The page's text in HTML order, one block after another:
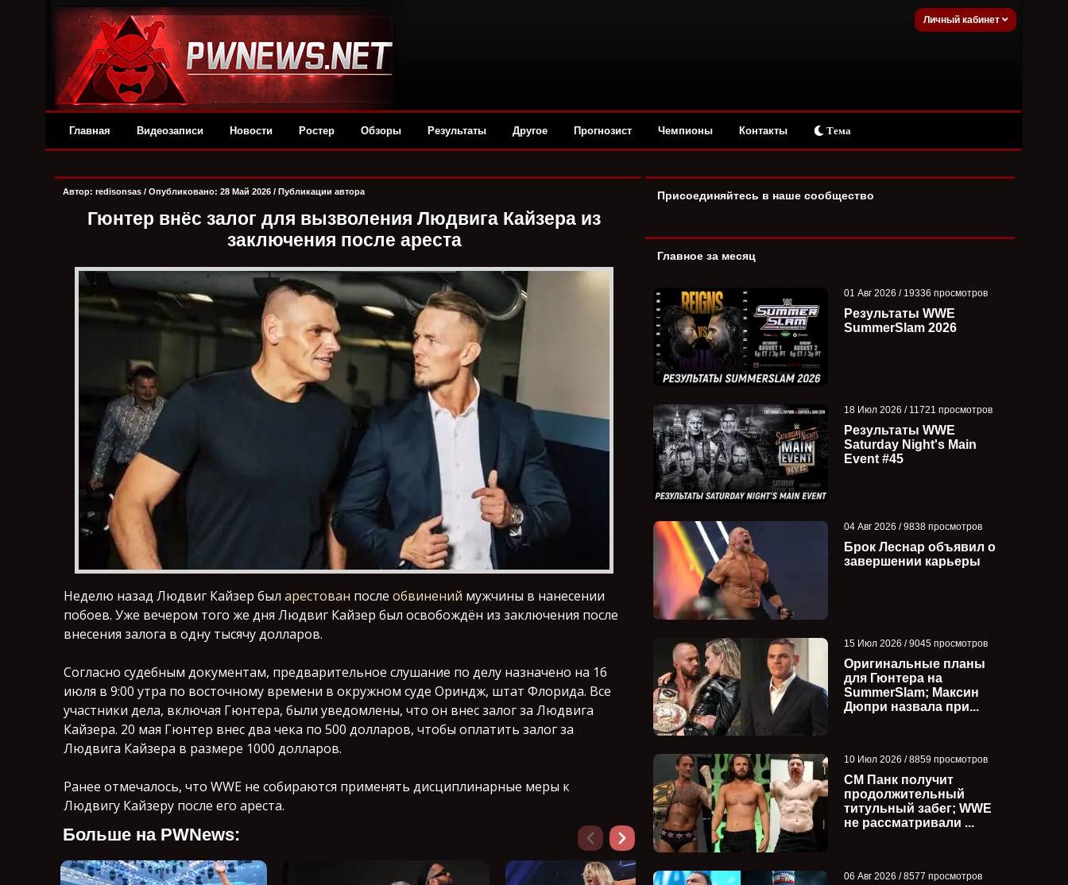
Личный кабинет
Главная Видеозаписи Новости Ростер Обзоры Результаты Другое Прогнозист Чемпионы Контакты Тема
Автор: redisonsas / Опубликовано: 28 Май 2026 / Публикации автора
Гюнтер внёс залог для вызволения Людвига Кайзера из
заключения после ареста
Неделю назад Людвиг Кайзер был арестован после обвинений мужчины в нанесении
побоев. Уже вечером того же дня Людвиг Кайзер был освобождён из заключения после
внесения залога в одну тысячу долларов.
Согласно судебным документам, предварительное слушание по делу назначено на 16
июля в 9:00 утра по восточному времени в окружном суде Ориндж, штат Флорида. Все
участники дела, включая Гюнтера, были уведомлены, что он внес залог за Людвига
Кайзера. 20 мая Гюнтер внес два чека по 500 долларов, чтобы оплатить залог за
Людвига Кайзера в размере 1000 долларов.
Ранее отмечалось, что WWE не собираются применять дисциплинарные меры к
Людвигу Кайзеру после его ареста.
Больше на PWNews:
Присоединяйтесь в наше сообщество
Главное за месяц
01 Авг 2026 / 19336 просмотров
Результаты WWE
SummerSlam 2026
18 Июл 2026 / 11721 просмотров
Результаты WWE
Saturday Night's Main
Event #45
04 Авг 2026 / 9838 просмотров
Брок Леснар объявил о
завершении карьеры
15 Июл 2026 / 9045 просмотров
Оригинальные планы
для Гюнтера на
SummerSlam; Максин
Дюпри назвала при...
10 Июл 2026 / 8859 просмотров
СМ Панк получит
продолжительный
титульный забег; WWE
не рассматривали ...
06 Авг 2026 / 8577 просмотров